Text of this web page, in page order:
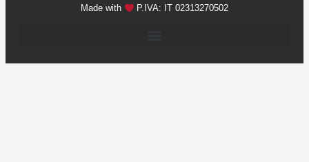
Made with P.IVA: IT 02313270502